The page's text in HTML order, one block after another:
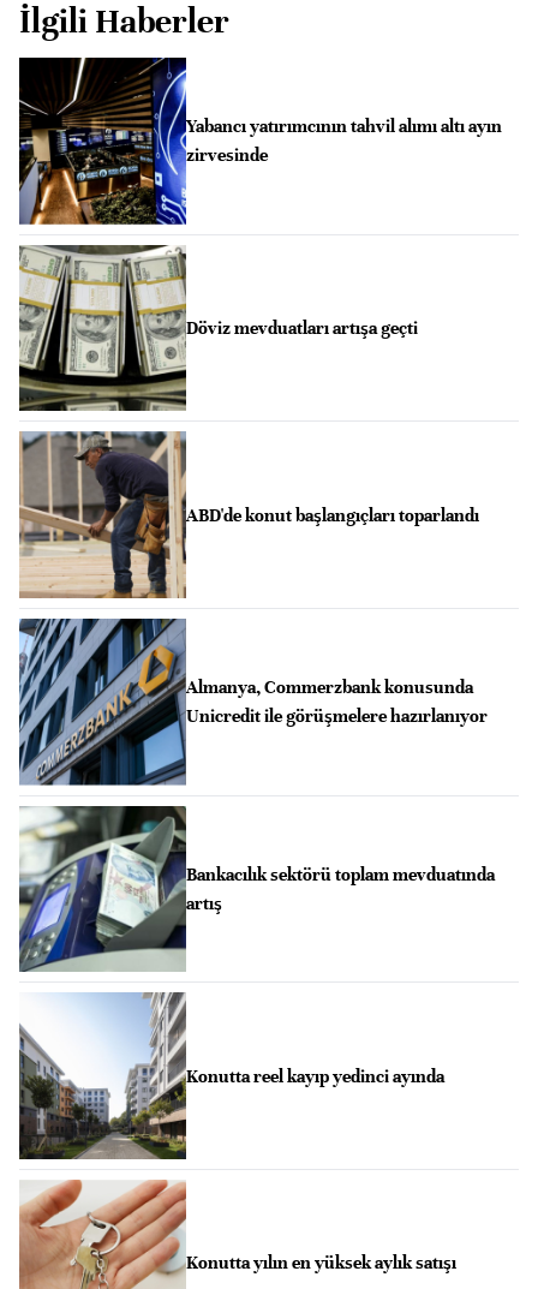
İlgili Haberler
Yabancı yatırımcının tahvil alımı altı ayın
zirvesinde
Döviz mevduatları artışa geçti
ABD'de konut başlangıçları toparlandı
Almanya, Commerzbank konusunda
Unicredit ile görüşmelere hazırlanıyor
Bankacılık sektörü toplam mevduatında
artış
Konutta reel kayıp yedinci ayında
Konutta yılın en yüksek aylık satışı